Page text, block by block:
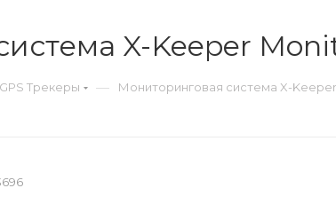
X-Keeper
GPS Трекеры — Мониторинговая система X-